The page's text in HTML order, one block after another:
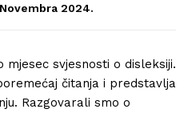
2024.
svjesnosti o disleksiji.
čitanja i predstavlja
Razgovarali smo o